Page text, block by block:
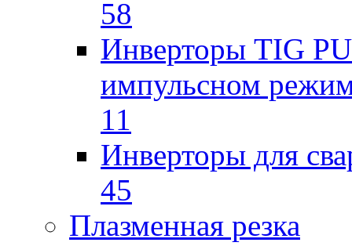
58
Инверторы TIG
импульсном
11
Инверторы для
45
Плазменная резка